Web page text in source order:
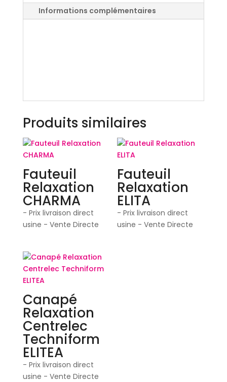
Informations complémentaires
Produits similaires
Fauteuil
Relaxation
CHARMA
- Prix livraison direct
usine - Vente Directe
Fauteuil
Relaxation
ELITA
- Prix livraison direct
usine - Vente Directe
Canapé
Relaxation
Centrelec
Techniform
ELITEA
- Prix livraison direct
usine - Vente Directe